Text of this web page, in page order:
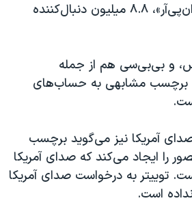
۸.۸ میلیون دنبال‌کننده
و بی‌بی‌سی هم از جمله
برچسب مشابهی به حساب‌های
آمریکا نیز می‌گوید برچسب
را ایجاد می‌کند که صدای آمریکا
توییتر به درخواست صدای آمریکا
است.